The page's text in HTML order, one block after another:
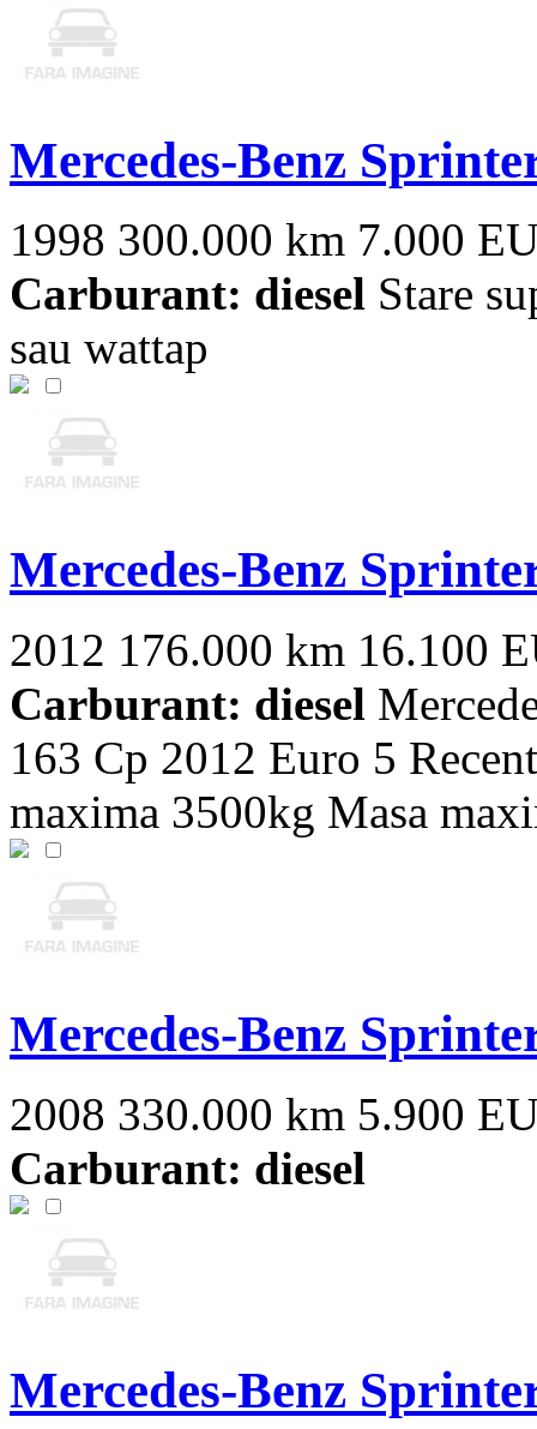
Mercedes-Benz
1998 300.000 km 7.000
Carburant: diesel Stare
sau wattap
Mercedes-Benz
2012 176.000 km 16.100
Carburant: diesel
163 Cp 2012 Euro 5
maxima 3500kg Masa
Mercedes-Benz
2008 330.000 km 5.900
Carburant: diesel
Mercedes-Benz